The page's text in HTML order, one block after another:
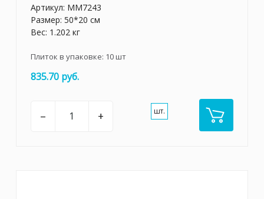
Артикул: MM7243
Размер: 50*20 см
Вес: 1.202 кг
Плиток в упаковке: 10шт
835.70 руб.
– + шт.